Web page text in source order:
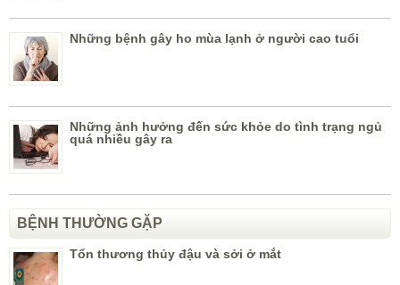
Những bệnh gây ho mùa lạnh ở người cao tuổi
Những ảnh hưởng đến sức khỏe do tình trạng ngủ
quá nhiều gây ra
BỆNH THƯỜNG GẶP
Tổn thương thủy đậu và sởi ở mắt